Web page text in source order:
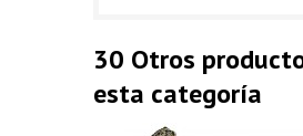
30 Otros
esta categoría